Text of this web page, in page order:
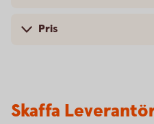
Pris
Skaffa